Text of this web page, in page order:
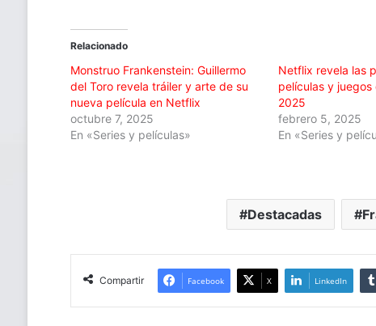
Relacionado
Monstruo Frankenstein: Guillermo
del Toro revela tráiler y arte de su
nueva película en Netflix
octubre 7, 2025
En «Series y películas»
Netflix revela las
películas y
2025
febrero 5, 2025
En «Series y
Destacadas
Compartir Facebook X LinkedIn